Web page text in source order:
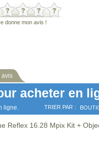
donne mon avis !
avis
acheter en
ligne. TRIER PAR :
Reflex 16.28 Mpix Kit +